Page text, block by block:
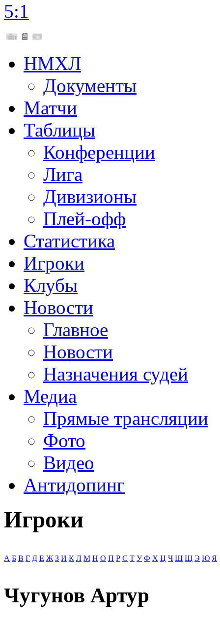
5:1
НМХЛ
Документы
Матчи
Таблицы
Конференции
Лига
Дивизионы
Плей-офф
Статистика
Игроки
Клубы
Новости
Главное
Новости
Назначения судей
Медиа
Прямые трансляции
Фото
Видео
Антидопинг
Игроки
А Б В Г Д Е Ж З И К Л М Н О П Р С Т У Ф Х Ц Ч Ш Щ Э Ю Я
Чугунов Артур